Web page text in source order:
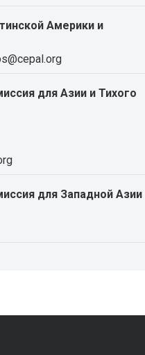
Америки и
для Азии и Тихого
для Западной Азии